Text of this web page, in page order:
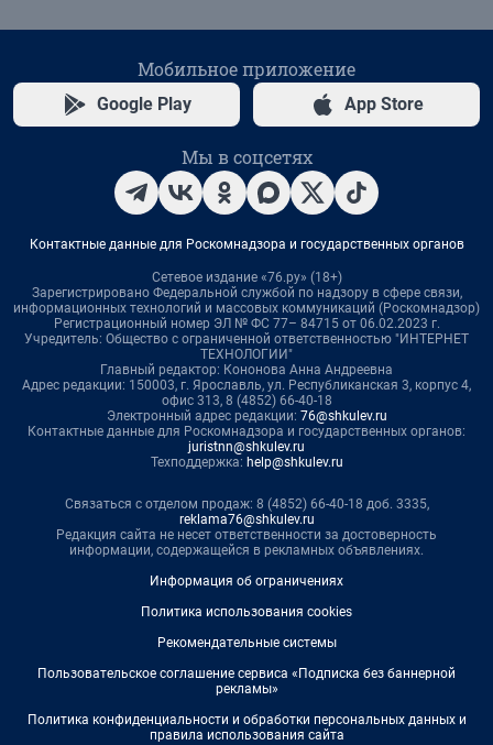
Мобильное приложение
Google Play App Store
Мы в соцсетях
Контактные данные для Роскомнадзора и государственных органов
Сетевое издание «76.ру» (18+)
Зарегистрировано Федеральной службой по надзору в сфере связи,
информационных технологий и массовых коммуникаций (Роскомнадзор)
Регистрационный номер ЭЛ № ФС 77– 84715 от 06.02.2023 г.
Учредитель: Общество с ограниченной ответственностью "ИНТЕРНЕТ
ТЕХНОЛОГИИ"
Главный редактор: Кононова Анна Андреевна
Адрес редакции: 150003, г. Ярославль, ул. Республиканская 3, корпус 4,
офис 313, 8 (4852) 66-40-18
Электронный адрес редакции: 76@shkulev.ru
Контактные данные для Роскомнадзора и государственных органов:
juristnn@shkulev.ru
Техподдержка: help@shkulev.ru
Связаться с отделом продаж: 8 (4852) 66-40-18 доб. 3335,
reklama76@shkulev.ru
Редакция сайта не несет ответственности за достоверность
информации, содержащейся в рекламных объявлениях.
Информация об ограничениях
Политика использования cookies
Рекомендательные системы
Пользовательское соглашение сервиса «Подписка без баннерной
рекламы»
Политика конфиденциальности и обработки персональных данных и
правила использования сайта